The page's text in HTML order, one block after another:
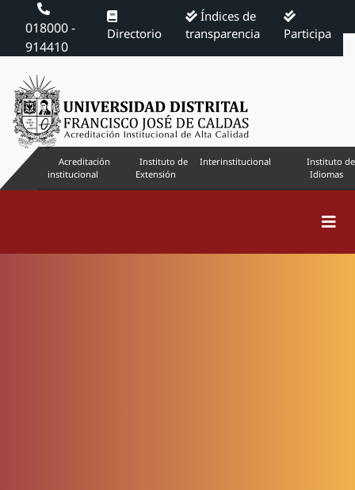
018000 -
914410
Directorio
Índices de
transparencia
Participa
Acreditación
institucional
Instituto de
Extensión
Interinstitucional
Instituto de
Idiomas